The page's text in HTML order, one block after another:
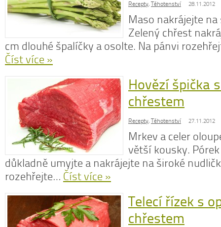
Recepty, Těhotenství 28.11.2012
Maso nakrájejte
Zelený chřest
cm dlouhé špalíčky a osolte. Na pánvi
Číst více »
Hovězí špička
chřestem
Recepty, Těhotenství 27.11.2012
Mrkev a celer
větší kousky.
důkladně umyjte a nakrájejte na široké
rozehřejte… Číst více »
Telecí řízek s
chřestem